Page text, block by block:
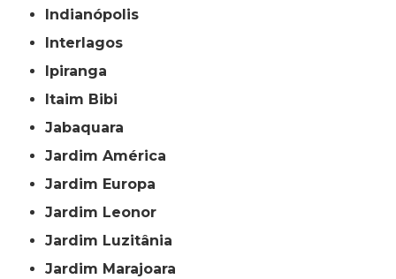
Indianópolis
Interlagos
Ipiranga
Itaim Bibi
Jabaquara
Jardim América
Jardim Europa
Jardim Leonor
Jardim Luzitânia
Jardim Marajoara